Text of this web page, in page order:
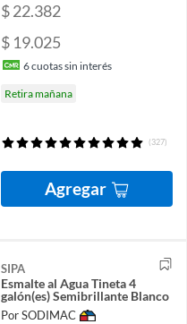
$ 22.382
$ 19.025
6cuotas sin interés
Retira mañana
(327)
Agregar
SIPA
Esmalte al Agua Tineta 4
galón(es) Semibrillante Blanco
Por SODIMAC